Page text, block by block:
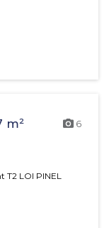
m² 6
T2 LOI PINEL